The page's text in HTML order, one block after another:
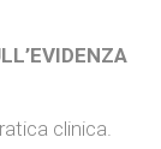
clinica.